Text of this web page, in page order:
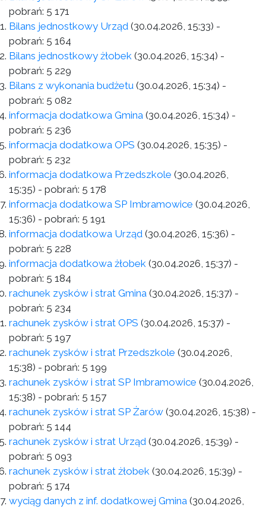
pobrań: 5 171
Bilans jednostkowy Urząd (30.04.2026, 15:33) -
pobrań: 5 164
Bilans jednostkowy żłobek (30.04.2026, 15:34) -
pobrań: 5 229
Bilans z wykonania budżetu (30.04.2026, 15:34) -
pobrań: 5 082
informacja dodatkowa Gmina (30.04.2026, 15:34) -
pobrań: 5 236
informacja dodatkowa OPS (30.04.2026, 15:35) -
pobrań: 5 232
informacja dodatkowa Przedszkole (30.04.2026,
15:35) - pobrań: 5 178
informacja dodatkowa SP Imbramowice (30.04.2026,
15:36) - pobrań: 5 191
informacja dodatkowa Urząd (30.04.2026, 15:36) -
pobrań: 5 228
informacja dodatkowa żłobek (30.04.2026, 15:37) -
pobrań: 5 184
rachunek zysków i strat Gmina (30.04.2026, 15:37) -
pobrań: 5 234
rachunek zysków i strat OPS (30.04.2026, 15:37) -
pobrań: 5 197
rachunek zysków i strat Przedszkole (30.04.2026,
15:38) - pobrań: 5 199
rachunek zysków i strat SP Imbramowice (30.04.2026,
15:38) - pobrań: 5 157
rachunek zysków i strat SP Żarów (30.04.2026, 15:38) -
pobrań: 5 144
rachunek zysków i strat Urząd (30.04.2026, 15:39) -
pobrań: 5 093
rachunek zysków i strat żłobek (30.04.2026, 15:39) -
pobrań: 5 174
wyciąg danych z inf. dodatkowej Gmina (30.04.2026,